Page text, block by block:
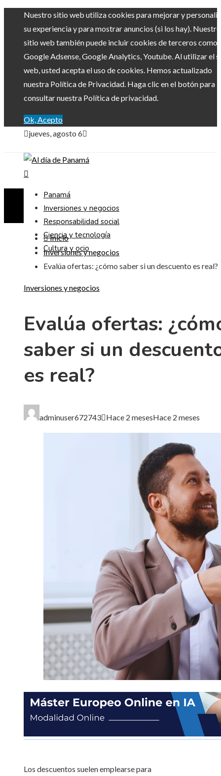
Nuestro sitio web utiliza cookies para mejorar y
su experiencia y para mostrar anuncios (si los hay). Nuestro
sitio web también puede incluir cookies de terceros como
Google Adsense, Google Analytics, Youtube. Al utilizar el
web, usted acepta el uso de cookies. Hemos actualizado
nuestra Política de Privacidad. Haga clic en el botón para
consultar nuestra Política de privacidad.
Ok, Acepto
jueves, agosto 6
Panamá
Inversiones y negocios
Responsabilidad social
Ciencia y tecnología
Cultura y ocio
Inicio
Inversiones y negocios
Evalúa ofertas: ¿cómo saber si un descuento es real?
Inversiones y negocios
Evalúa ofertas:
saber si un
es real?
adminuser672743 Hace 2 mesesHace 2 meses
Los descuentos suelen emplearse para